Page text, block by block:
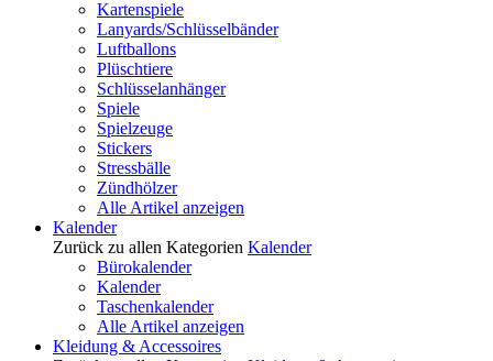
Kartenspiele
Lanyards/Schlüsselbänder
Luftballons
Plüschtiere
Schlüsselanhänger
Spiele
Spielzeuge
Stickers
Stressbälle
Zündhölzer
Alle Artikel anzeigen
Kalender
Zurück zu allen Kategorien Kalender
Bürokalender
Kalender
Taschenkalender
Alle Artikel anzeigen
Kleidung & Accessoires